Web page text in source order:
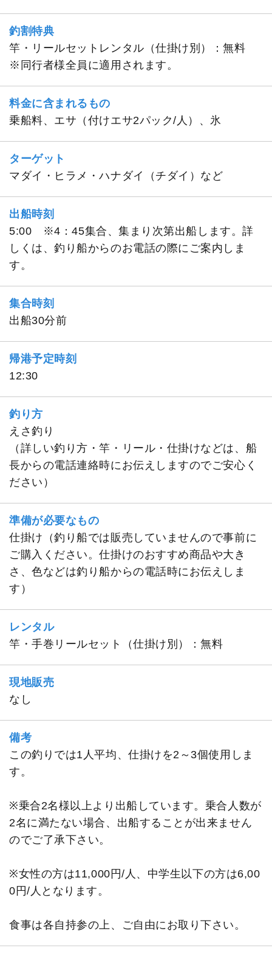
釣割特典
竿・リールセットレンタル（仕掛け別）：無料
※同行者様全員に適用されます。
料金に含まれるもの
乗船料、エサ（付けエサ2パック/人）、氷
ターゲット
マダイ・ヒラメ・ハナダイ（チダイ）など
出船時刻
5:00 ※4：45集合、集まり次第出船します。詳
しくは、釣り船からのお電話の際にご案内しま
す。
集合時刻
出船30分前
帰港予定時刻
12:30
釣り方
えさ釣り
（詳しい釣り方・竿・リール・仕掛けなどは、船
長からの電話連絡時にお伝えしますのでご安心く
ださい）
準備が必要なもの
仕掛け（釣り船では販売していませんので事前に
ご購入ください。仕掛けのおすすめ商品や大き
さ、色などは釣り船からの電話時にお伝えしま
す）
レンタル
竿・手巻リールセット（仕掛け別）：無料
現地販売
なし
備考
この釣りでは1人平均、仕掛けを2～3個使用しま
す。
※乗合2名様以上より出船しています。乗合人数が
2名に満たない場合、出船することが出来ません
のでご了承下さい。
※女性の方は11,000円/人、中学生以下の方は6,00
0円/人となります。
食事は各自持参の上、ご自由にお取り下さい。